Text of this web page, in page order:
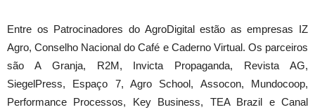
Entre os Patrocinadores do AgroDigital estão as empresas IZ
Agro, Conselho Nacional do Café e Caderno Virtual. Os parceiros
são A Granja, R2M, Invicta Propaganda, Revista AG,
SiegelPress, Espaço 7, Agro School, Assocon, Mundocoop,
Performance Processos, Key Business, TEA Brazil e Canal